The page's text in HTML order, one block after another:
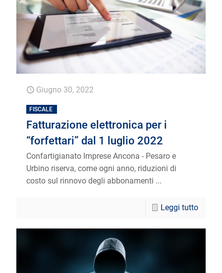
Giugno 30, 2022
FISCALE
Fatturazione elettronica per i
“forfettari” dal 1 luglio 2022
Confartigianato Imprese Ancona - Pesaro e
Urbino riserva, come ogni anno, riduzioni di
costo sul rinnovo degli abbonamenti ...
Leggi tutto